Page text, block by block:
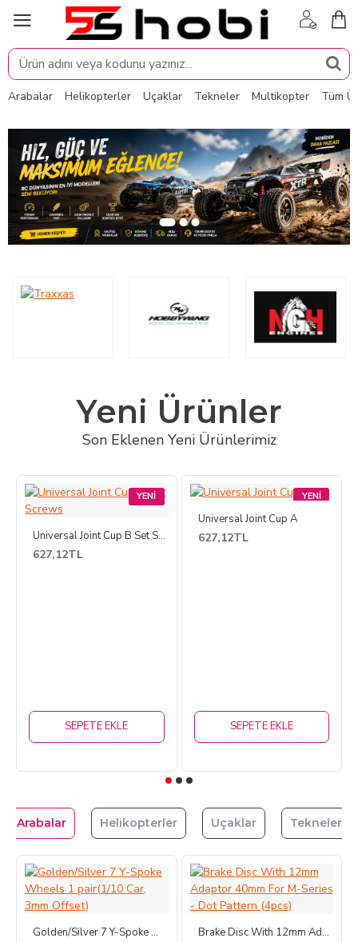
Arabalar Helikopterler Uçaklar Tekneler Multikopter Tüm
Yeni Ürünler
Son Eklenen Yeni Ürünlerimiz
YENI
Universal Joint Cup B Set Screws
627,12TL
SEPETE EKLE
YENI
Universal Joint Cup A
627,12TL
SEPETE EKLE
Arabalar Helikopterler Uçaklar Tekneler
Golden/Silver 7 Y-Spoke Wheels 1 pair(1/10 Car, 3mm Offset) Brake Disc With 12mm Adaptor 40mm For M-Series - Dot Pattern (4pcs)